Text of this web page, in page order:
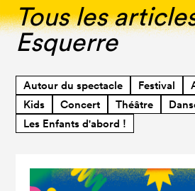
Tous les
Esquerre
Autour du spectacle Festival
Kids
Concert Théâtre
Les Enfants d'abord !